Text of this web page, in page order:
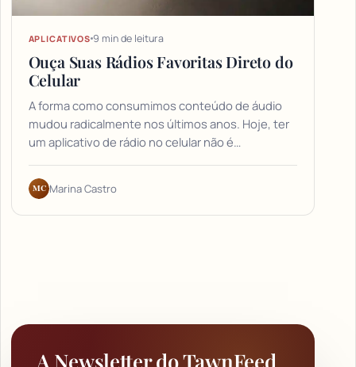
APLICATIVOS 9 min de leitura
Ouça Suas Rádios Favoritas Direto do
Celular
A forma como consumimos conteúdo de áudio
mudou radicalmente nos últimos anos. Hoje, ter
um aplicativo de rádio no celular não é…
MC Marina Castro
A Newsletter do TawnFeed